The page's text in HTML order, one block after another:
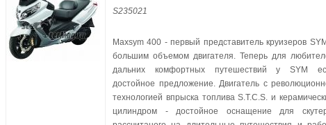
S235021
Maxsym 400 - первый представитель круизеров
большим объемом двигателя. Теперь для
дальних комфортных путешествий у SYM
достойное предложение. Двигатель с
технологией впрыска топлива S.T.C.S. и
цилиндром - достойное оснащение для